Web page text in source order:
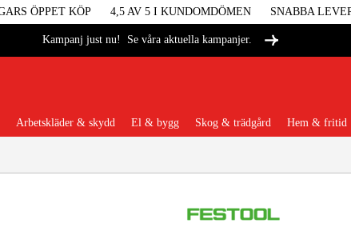
ÖPPET KÖP 4,5 AV 5 I KUNDOMDÖMEN SNABBA
Kampanj just nu! Se våra aktuella kampanjer.
Arbetskläder & skydd El & bygg Skog & trädgård Hem & fritid